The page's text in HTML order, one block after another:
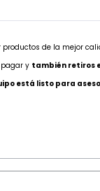
productos de la mejor
y también retiros
está listo para